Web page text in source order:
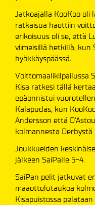
Jatkoajalla KooKoo oli
ratkaisua haettiin
erikoisuus oli se, että
viimeisillä hetkillä, kun
hyökkäyspäässä.
Voittomaalikilpailussa
Kisa ratkesi tällä
epäonnistui
Kalapudas, kun
Andersson että
kolmannesta Derbystä
Joukkueiden
jälkeen SaiPalle 5-4.
SaiPan pelit jatkuvat
maaottelutaukoa
Kisapuistossa